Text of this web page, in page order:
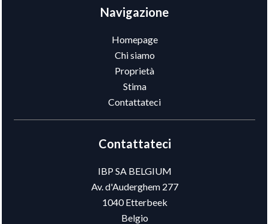
Navigazione
Homepage
Chi siamo
Proprietà
Stima
Contattateci
Contattateci
IBP SA BELGIUM
Av. d'Auderghem 277
1040Etterbeek
Belgio